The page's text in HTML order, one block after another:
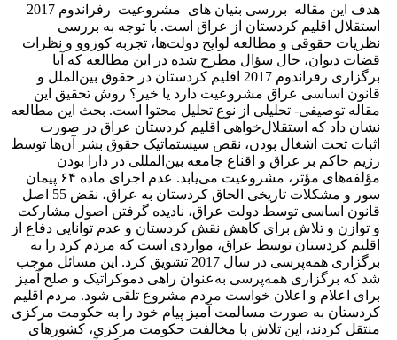
هدف این مقاله بررسی بنیان های مشروعیت رفراندوم 2017
استقلال اقلیم کردستان از عراق است. با توجه به بررسی
نظریات حقوقی و مطالعه لوایح دولت‌ها، تجربه کوزوو و نظرات
قضات دیوان، حال سؤال مطرح شده در این مطالعه که آیا
برگزاری رفراندوم 2017 اقلیم کردستان در حقوق بین‌الملل و
قانون اساسی عراق مشروعیت دارد یا خیر؟ روش تحقیق این
مقاله توصیفی- تحلیلی از نوع تحلیل محتوا است. بحث این مطالعه
نشان داد که استقلال‌خواهی اقلیم کردستان عراق در صورت
اثبات تحت اشغال بودن، نقض سیستماتیک حقوق بشر آن‌ها توسط
رژیم حاکم بر عراق و اقناع جامعه بین‌المللی در دارا بودن
مؤلفه‌های مؤثر، مشروعیت می‌یابد. عدم اجرای ماده ۶۴ پیمان
سور و مشکلات تاریخی الحاق کردستان به عراق، نقض 55 اصل
قانون اساسی توسط دولت عراق، نادیده گرفتن اصول مشارکت
و توازن و تلاش برای کاهش نقش کردستان و عدم توانایی دفاع از
اقلیم کردستان توسط عراق، مواردی است که مردم کرد را به
برگزاری همه‌پرسی در سال 2017 تشویق کرد. این مسائل موجب
شد که برگزاری همه‌پرسی به‌عنوان راهی دموکراتیک و صلح آمیز
برای اعلام و اعلان خواست مردم مشروع تلقی شود. مردم اقلیم
کردستان به صورت مسالمت آمیز پیام خود را به حکومت مرکزی
منتقل کردند، این تلاش با مخالفت حکومت مرکزی، کشورهای